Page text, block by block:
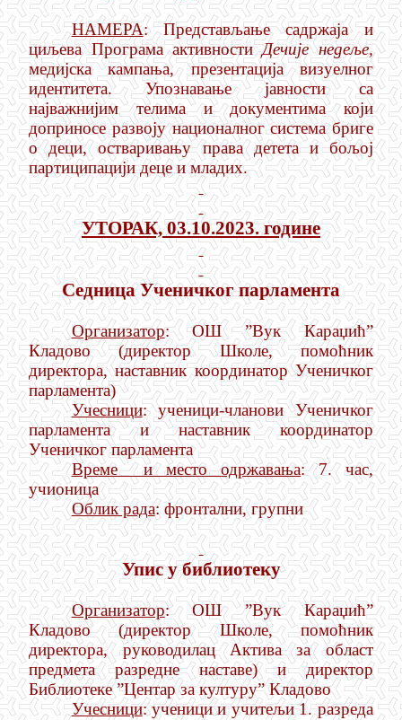
НАМЕРА: Представљање садржаја и
циљева Програма активностиДечије недеље,
медијска кампања, презентација визуелног
идентитета. Упознавање јавности са
најважнијим телима и документима који
доприносе развоју националног система бриге
о деци, остваривању права детета и бољој
партиципацији деце и младих.
УТОРАК, 03.10.2023. године
Седница Ученичког парламента
Организатор: ОШ ”Вук Караџић”
Кладово (директор Школе, помоћник
директора, наставник координатор Ученичког
парламента)
Учесници: ученици-чланови Ученичког
парламента и наставник координатор
Ученичког парламента
Време и место одржавања: 7. час,
учионица
Облик рада: фронтални, групни
Упис у библиотеку
Организатор: ОШ ”Вук Караџић”
Кладово (директор Школе, помоћник
директора, руководилац Актива за област
предмета разредне наставе) и директор
Библиотеке ”Центар за културу” Кладово
Учесници: ученици и учитељи 1. разреда